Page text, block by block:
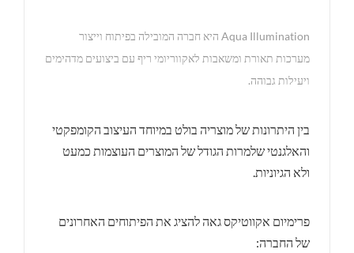
Aqua Illumination היא חברה המובילה בפיתוח וייצור
מערכות תאורת ומשאבות לאקווריומי ריף עם ביצועים מדהימים
ויעילות גבוהה.
בין היתרונות של מוצריה בולט במיוחד העיצוב הקומפקטי
והאלגנטי שלמרות הגודל של המוצרים העוצמות כמעט
ולא הגיוניות.
פרימיום אקווטיקס גאה להציג את הפיתוחים האחרונים
של החברה: